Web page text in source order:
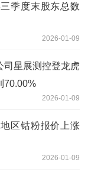
季度末股东总数
2026-01-09
司星展测控登龙虎
70.00%
2026-01-09
区钴粉报价上涨
2026-01-09